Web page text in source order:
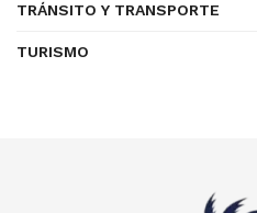
TRÁNSITO Y TRANSPORTE
TURISMO